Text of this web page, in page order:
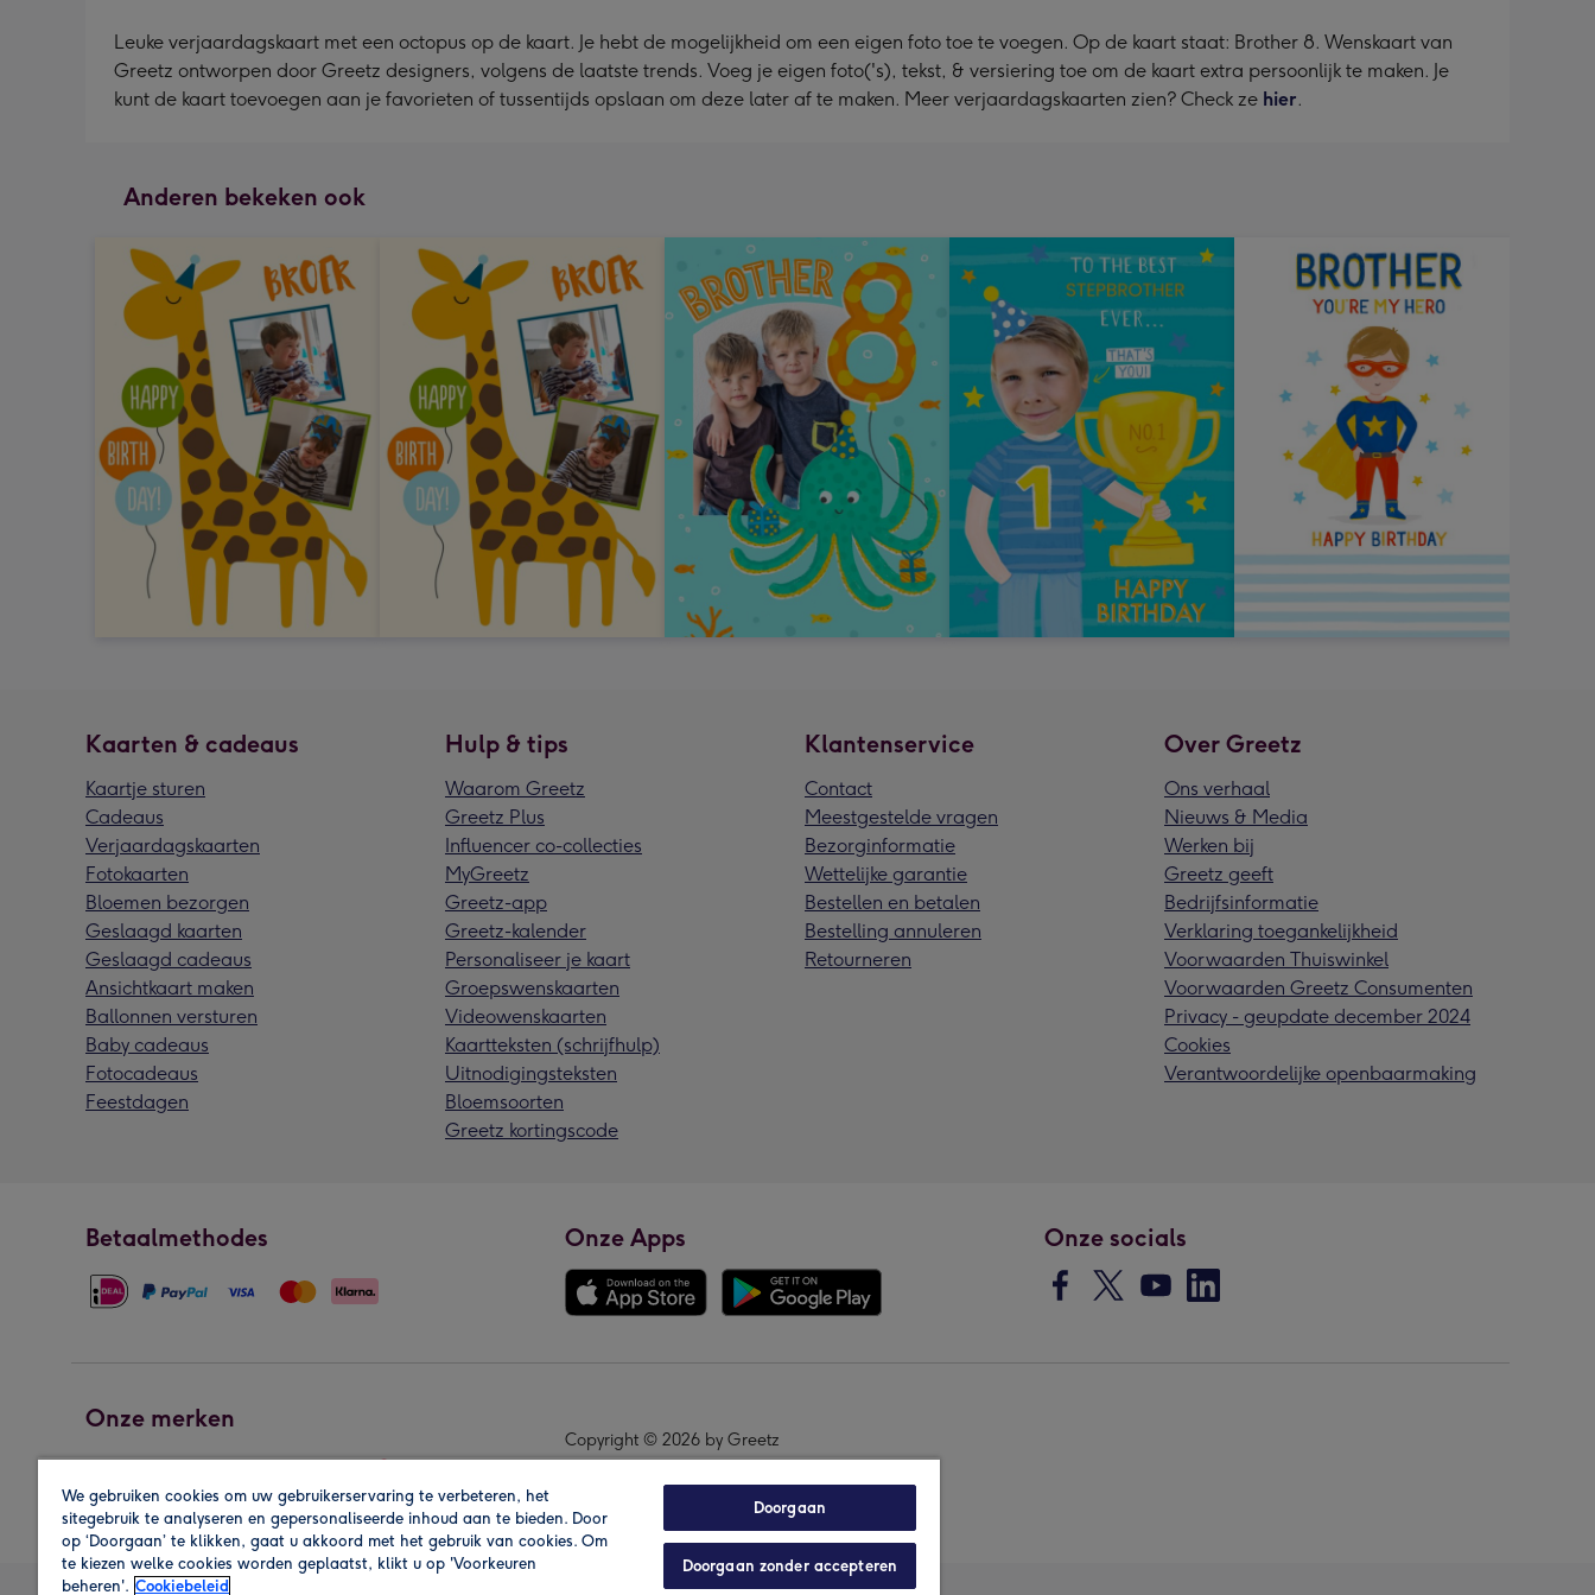
Leuke verjaardagskaart met een octopus op de kaart. Je hebt de mogelijkheid om een eigen foto toe te voegen. Op de kaart staat: Brother 8. Wenskaart van
Greetz ontworpen door Greetz designers, volgens de laatste trends. Voeg je eigen foto('s), tekst, & versiering toe om de kaart extra persoonlijk te maken. Je
kunt de kaart toevoegen aan je favorieten of tussentijds opslaan om deze later af te maken. Meer verjaardagskaarten zien? Check ze hier.
Anderen bekeken ook
Kaarten & cadeaus
Kaartje sturen
Cadeaus
Verjaardagskaarten
Fotokaarten
Bloemen bezorgen
Geslaagd kaarten
Geslaagd cadeaus
Ansichtkaart maken
Ballonnen versturen
Baby cadeaus
Fotocadeaus
Feestdagen
Hulp & tips
Waarom Greetz
Greetz Plus
Influencer co-collecties
MyGreetz
Greetz-app
Greetz-kalender
Personaliseer je kaart
Groepswenskaarten
Videowenskaarten
Kaartteksten (schrijfhulp)
Uitnodigingsteksten
Bloemsoorten
Greetz kortingscode
Klantenservice
Contact
Meestgestelde vragen
Bezorginformatie
Wettelijke garantie
Bestellen en betalen
Bestelling annuleren
Retourneren
Over Greetz
Ons verhaal
Nieuws & Media
Werken bij
Greetz geeft
Bedrijfsinformatie
Verklaring toegankelijkheid
Voorwaarden Thuiswinkel
Voorwaarden Greetz Consumenten
Privacy - geupdate december 2024
Cookies
Verantwoordelijke openbaarmaking
Betaalmethodes Onze Apps Onze socials
Onze merken
Copyright © 2026 by Greetz
We gebruiken cookies om uw gebruikerservaring te verbeteren, het
sitegebruik te analyseren en gepersonaliseerde inhoud aan te bieden. Door
op ‘Doorgaan’ te klikken, gaat u akkoord met het gebruik van cookies. Om
te kiezen welke cookies worden geplaatst, klikt u op 'Voorkeuren
beheren'. Cookiebeleid
Doorgaan
Doorgaan zonder accepteren